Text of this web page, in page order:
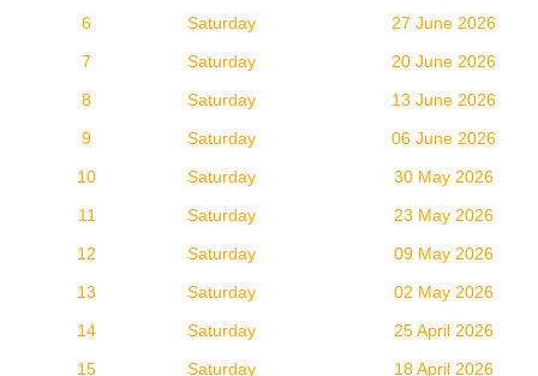
6
Saturday
27 June 2026
7
Saturday
20 June 2026
8
Saturday
13 June 2026
9
Saturday
06 June 2026
10
Saturday
30 May 2026
11
Saturday
23 May 2026
12
Saturday
09 May 2026
13
Saturday
02 May 2026
14
Saturday
25 April 2026
15
Saturday
18 April 2026